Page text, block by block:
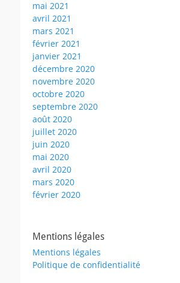
mai 2021
avril 2021
mars 2021
février 2021
janvier 2021
décembre 2020
novembre 2020
octobre 2020
septembre 2020
août 2020
juillet 2020
juin 2020
mai 2020
avril 2020
mars 2020
février 2020
Mentions légales
Mentions légales
Politique de confidentialité